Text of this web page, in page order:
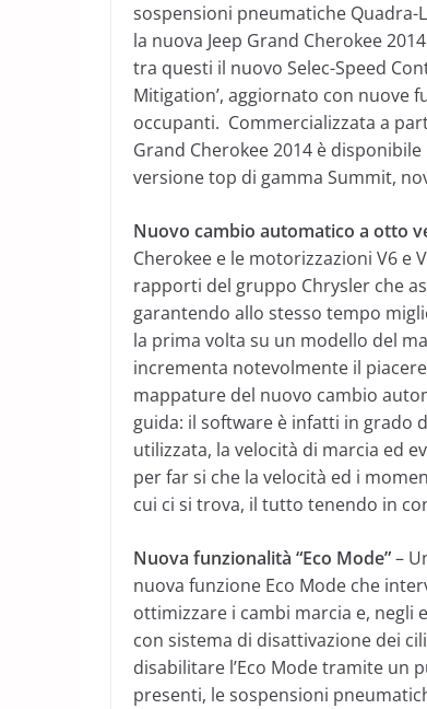
sospensioni pneumatiche Quadra-
la nuova Jeep Grand Cherokee
tra questi il nuovo Selec-Speed
Mitigation’, aggiornato con nuove
occupanti. Commercializzata a
Grand Cherokee 2014 è
versione top di gamma Summit,
Nuovo cambio automatico a otto
Cherokee e le motorizzazioni V6 e
rapporti del gruppo Chrysler che
garantendo allo stesso tempo
la prima volta su un modello del
incrementa notevolmente il
mappature del nuovo cambio
guida: il software è infatti in grado
utilizzata, la velocità di marcia ed
per far si che la velocità ed i
cui ci si trova, il tutto tenendo in
Nuova funzionalità “Eco Mode”–
nuova funzione Eco Mode che
ottimizzare i cambi marcia e, negli
con sistema di disattivazione dei
disabilitare l’Eco Mode tramite un
presenti, le sospensioni